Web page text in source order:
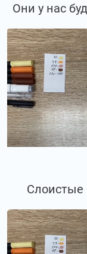
Они у нас
Слоистые